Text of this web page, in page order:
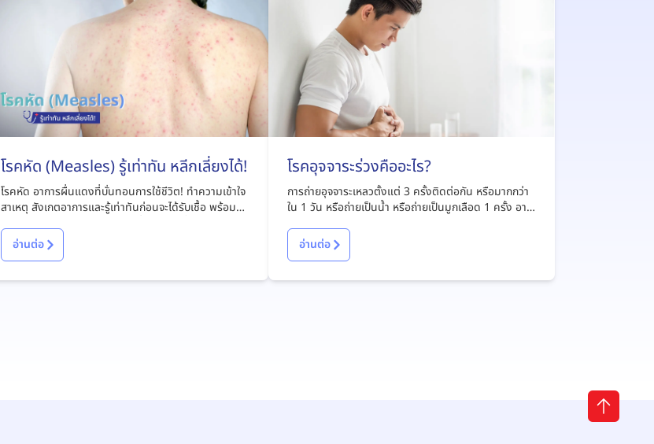
โรคหัด (Measles) รู้เท่าทัน หลีกเลี่ยงได้!
โรคหัด อาการผื่นแดงที่บั่นทอนการใช้ชีวิต! ทำความเข้าใจ
สาเหตุ สังเกตอาการและรู้เท่าทันก่อนจะได้รับเชื้อ พร้อมหา
อ่านต่อ
โรคอุจจาระร่วงคืออะไร?
การถ่ายอุจจาระเหลวตั้งแต่ 3 ครั้งติดต่อกัน หรือมากกว่า
ใน 1 วัน หรือถ่ายเป็นน้ำ หรือถ่ายเป็นมูกเลือด 1 ครั้ง อาจ
อ่านต่อ